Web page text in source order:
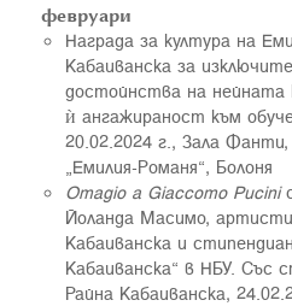
февруари
Награда за култура на
Кабаиванска за
достойнства на
ѝ ангажираност към
20.02.2024 г., Зала
„Емилия-Романя“, Болоня
Omagio a Giaccomo Pucini
Йоланда Масимо,
Кабаиванска и
Кабаиванска“ в НБУ. Със
Райна Кабаиванска,